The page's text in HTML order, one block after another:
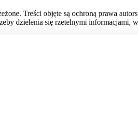
Treści objęte są ochroną prawa
dzielenia się rzetelnymi informacjami,